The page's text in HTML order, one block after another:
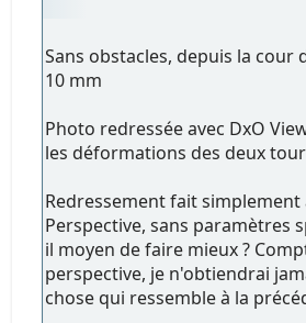
Sans obstacles, depuis la cour
10 mm
Photo redressée avec DxO
les déformations des deux
Redressement fait simplement
Perspective, sans paramètres
il moyen de faire mieux ?
perspective, je n'obtiendrai
chose qui ressemble à la